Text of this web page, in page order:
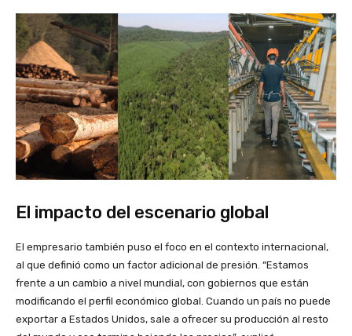
El impacto del escenario global
El empresario también puso el foco en el contexto internacional,
al que definió como un factor adicional de presión. “Estamos
frente a un cambio a nivel mundial, con gobiernos que están
modificando el perfil económico global. Cuando un país no puede
exportar a Estados Unidos, sale a ofrecer su producción al resto